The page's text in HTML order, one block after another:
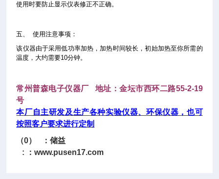
使用时要防止显示仪表修正不正确。
五、
使用注意事项：
该仪器由于采用低功率加热，加热时间较长，初始加热至你所需的
温度，大约需要10分钟。
常州普森电子仪器厂 地址：金坛市西环二路55-2-19
号
本厂自主研发及生产各种实验仪器、环保仪器，也可
按照客户要求进行定制
（0） ：储益
: ：www.pusen17.com